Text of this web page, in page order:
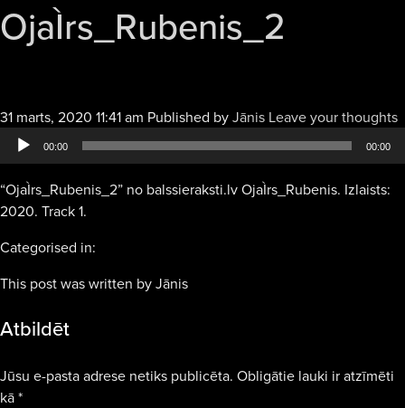
OjaÌrs_Rubenis_2
31 marts, 2020 11:41 am Published byJānis Leave your thoughts
00:00 00:00
“OjaÌrs_Rubenis_2” no balssieraksti.lv OjaÌrs_Rubenis. Izlaists:
2020. Track 1.
Categorised in:
This post was written by Jānis
Atbildēt
Jūsu e-pasta adrese netiks publicēta. Obligātie lauki ir atzīmēti
kā*